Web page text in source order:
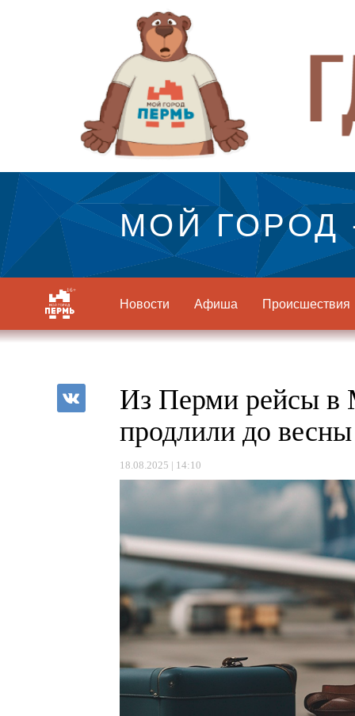
МОЙ ГОРОД
Новости Афиша Происшествия
Из Перми рейсы в
продлили до
18.08.2025 | 14:10